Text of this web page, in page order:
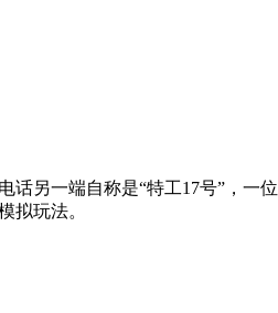
另一端自称是“特工17号”，一
拟玩法。